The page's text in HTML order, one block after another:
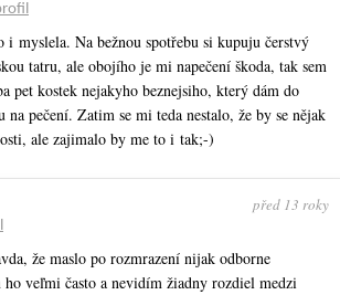
i myslela. Na bežnou spotřebu si kupuju čerstvý
tatru, ale obojího je mi napečení škoda, tak sem
pet kostek nejakyho beznejsiho, který dám do
na pečení. Zatim se mi teda nestalo, že by se nějak
ale zajimalo by me to i tak;-)
před 13 roky
že maslo po rozmrazení nijak odborne
ho veľmi často a nevidím žiadny rozdiel medzi